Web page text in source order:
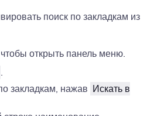
поиск по закладкам из
открыть панель меню.
.
закладкам, нажав Искать в